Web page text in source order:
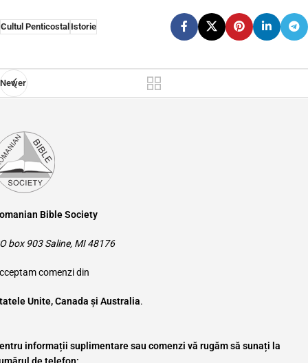
Cultul Penticostal Istorie
Newer
Bible Society
box 903 Saline, MI 48176
comenzi din
Unite, Canada și Australia.
informații suplimentare sau comenzi vă rugăm să sunați la